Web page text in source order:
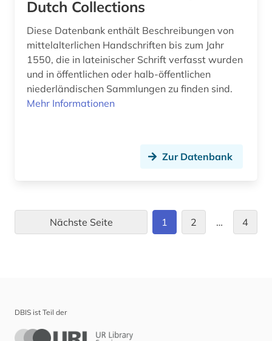
Dutch Collections
Diese Datenbank enthält Beschreibungen von
mittelalterlichen Handschriften bis zum Jahr
1550, die in lateinischer Schrift verfasst wurden
und in öffentlichen oder halb-öffentlichen
niederländischen Sammlungen zu finden sind.
Mehr Informationen
Zur Datenbank
Nächste Seite 1 2 … 4
DBIS ist Teil der